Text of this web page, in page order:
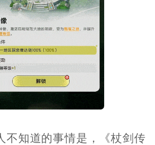
不知道的事情是，《杖剑传